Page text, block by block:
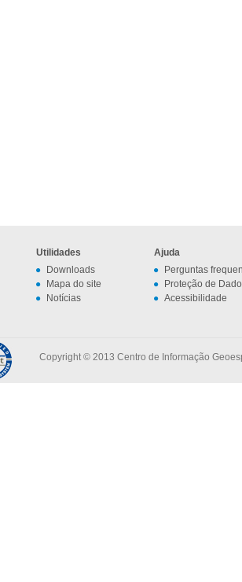
Utilidades
Downloads
Mapa do site
Notícias
Ajuda
Perguntas
Proteção de
Acessibilidade
Copyright © 2013 Centro de Informação